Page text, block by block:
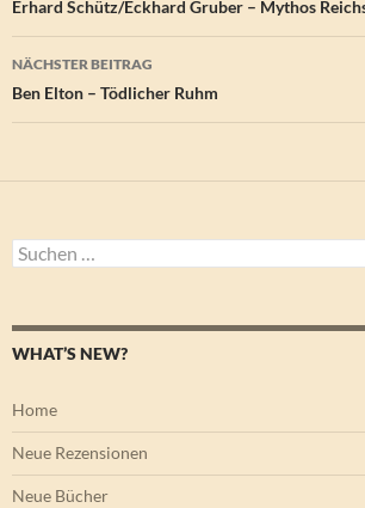
Erhard Schütz/Eckhard Gruber – Mythos
NÄCHSTER BEITRAG
Ben Elton – Tödlicher Ruhm
Suchen
nach:
WHAT’S NEW?
Home
Neue Rezensionen
Neue Bücher